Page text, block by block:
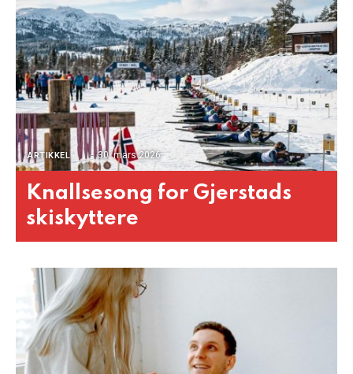
ARTIKKEL 30. mars 2026
Knallsesong for Gjerstads
skiskyttere